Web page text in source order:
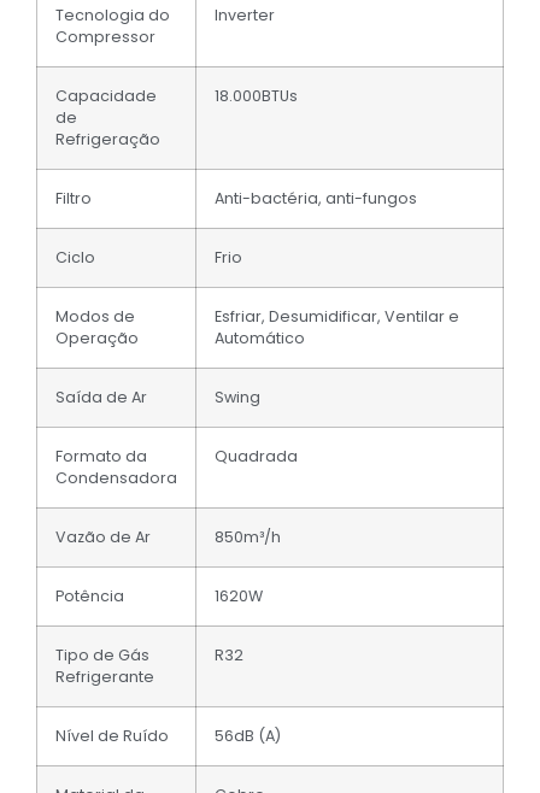
Tecnologia do
Compressor
Inverter
Capacidade
de
Refrigeração
18.000BTUs
Filtro Anti-bactéria, anti-fungos
Ciclo Frio
Modos de
Operação
Esfriar, Desumidificar, Ventilar e
Automático
Saída de Ar Swing
Formato da
Condensadora
Quadrada
Vazão de Ar 850m³/h
Potência 1620W
Tipo de Gás
Refrigerante
R32
Nível de Ruído 56dB (A)